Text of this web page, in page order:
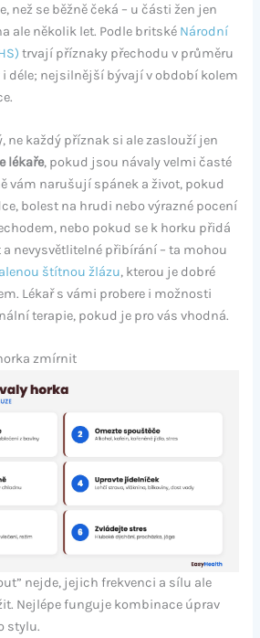
než se běžně čeká – u části žen jen
ale několik let. Podle britské Národní
trvají příznaky přechodu v průměru
i déle; nejsilnější bývají v období kolem
ne každý příznak si ale zaslouží jen
lékaře, pokud jsou návaly velmi časté
vám narušují spánek a život, pokud
bolest na hrudi nebo výrazné pocení
nebo pokud se k horku přidá
nevysvětlitelné přibírání – ta mohou
štítnou žlázu, kterou je dobré
Lékař s vámi probere i možnosti
terapie, pokud je pro vás vhodná.
zmírnit
nejde, jejich frekvenci a sílu ale
Nejlépe funguje kombinace úprav
stylu.